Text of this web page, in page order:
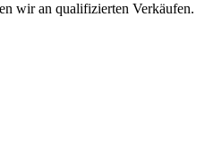
wir an qualifizierten Verkäufen.